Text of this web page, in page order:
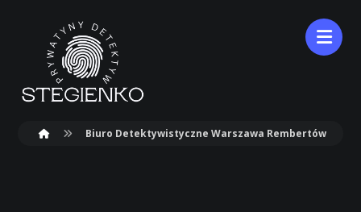
Biuro Detektywistyczne Warszawa Rembertów